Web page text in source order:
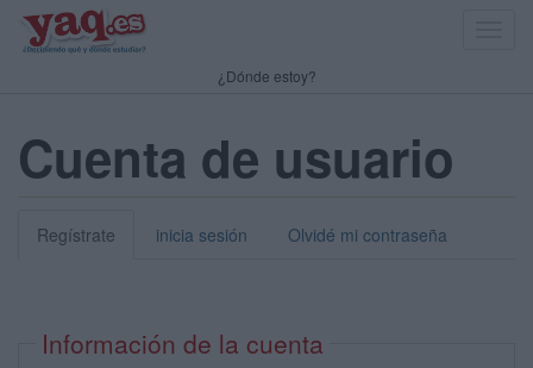
¿Dónde estoy?
Cuenta de usuario
Regístrate inicia sesión Olvidé mi contraseña
Información de la cuenta